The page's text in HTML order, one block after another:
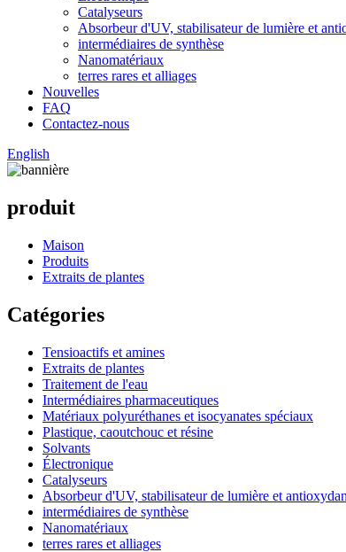
Catalyseurs
Absorbeur d'UV, stabilisateur de lumière et
intermédiaires de synthèse
Nanomatériaux
terres rares et alliages
Nouvelles
FAQ
Contactez-nous
English
produit
Maison
Produits
Extraits de plantes
Catégories
Tensioactifs et amines
Extraits de plantes
Traitement de l'eau
Intermédiaires pharmaceutiques
Matériaux polyuréthanes et isocyanates spéciaux
Plastique, caoutchouc et résine
Solvants
Électronique
Catalyseurs
Absorbeur d'UV, stabilisateur de lumière et
intermédiaires de synthèse
Nanomatériaux
terres rares et alliages